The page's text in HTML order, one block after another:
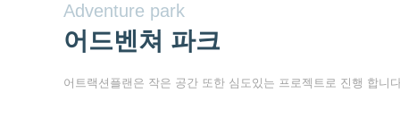
Adventure park
​어드벤쳐 파크
어트랙션플랜은 작은 공간 또한 심도있는 프로젝트로 진행 합니